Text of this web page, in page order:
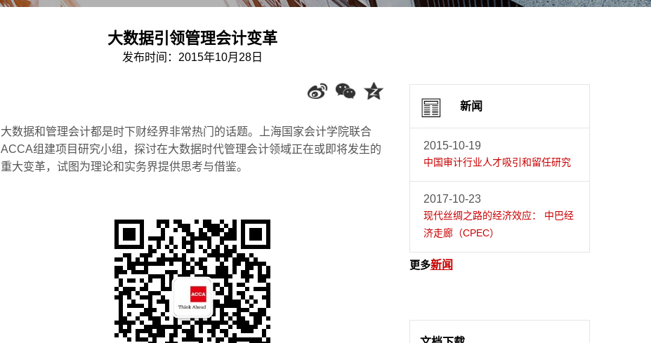
大数据引领管理会计变革
发布时间：2015年10月28日
大数据和管理会计都是时下财经界非常热门的话题。上海国家会计学院联合
ACCA组建项目研究小组，探讨在大数据时代管理会计领域正在或即将发生的
重大变革，试图为理论和实务界提供思考与借鉴。
新闻
2015-10-19
中国审计行业人才吸引和留任研究
2017-10-23
现代丝绸之路的经济效应： 中巴经
济走廊（CPEC）
更多新闻